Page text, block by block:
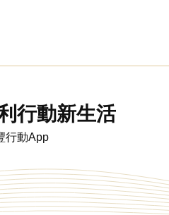
行動新生活
行動App